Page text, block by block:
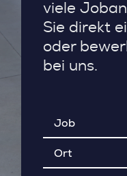
viele
Sie direkt
oder
bei uns.